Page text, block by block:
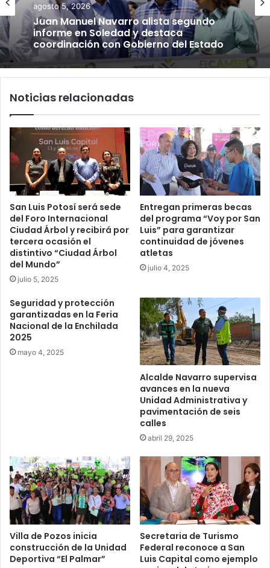
agosto 5, 2026
Juan Manuel Navarro alista segundo
informe en Soledad y destaca
coordinación con Gobierno del Estado
Noticias relacionadas
San Luis Potosí será sede
del Foro Internacional
Ciudad Árbol y recibirá por
tercera ocasión el
distintivo “Ciudad Árbol
del Mundo”
julio 5, 2025
Entregan primeras becas
del programa “Voy por San
Luis” para garantizar
continuidad de jóvenes
atletas
julio 4, 2025
Seguridad y protección
garantizadas en la Feria
Nacional de la Enchilada
2025
mayo 4, 2025
Alcalde Navarro supervisa
avances en la nueva
Unidad Administrativa y
pavimentación de seis
calles
abril 29, 2025
Villa de Pozos inicia
construcción de la Unidad
Deportiva “El Palmar”
Secretaria de Turismo
Federal reconoce a San
Luis Capital como ejemplo